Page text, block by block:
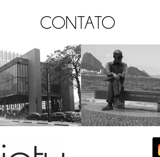
CONTATO